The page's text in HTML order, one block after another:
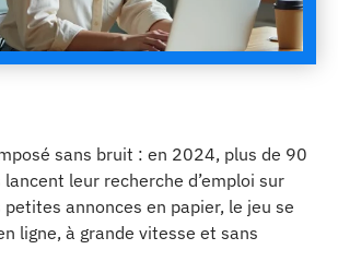
sans bruit : en 2024, plus de 90
leur recherche d’emploi sur
annonces en papier, le jeu se
ligne, à grande vitesse et sans